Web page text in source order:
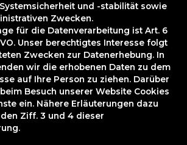
und -stabilität sowie
Zwecken.
für die Datenverarbeitung ist Art. 6
Unser berechtigtes Interesse folgt
Zwecken zur Datenerhebung. In
wir die erhobenen Daten zu dem
auf Ihre Person zu ziehen. Darüber
Besuch unserer Website Cookies
ein. Nähere Erläuterungen dazu
Ziff. 3 und 4 dieser